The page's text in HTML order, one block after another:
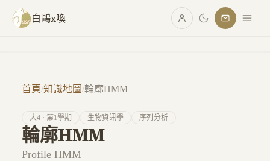
跳至主要內容
白鷗x喚
首頁/知識地圖/輪廓HMM
大4 · 第1學期 生物資訊學 序列分析
輪廓HMM
Profile HMM